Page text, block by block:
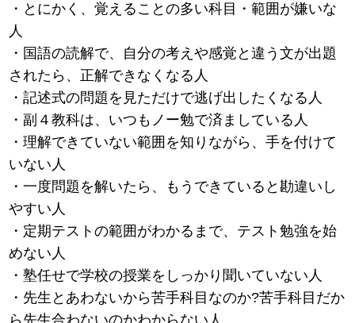
・とにかく、覚えることの多い科目・範囲が嫌いな
人
・国語の読解で、自分の考えや感覚と違う文が出題
されたら、正解できなくなる人
・記述式の問題を見ただけで逃げ出したくなる人
・副４教科は、いつもノー勉で済ましている人
・理解できていない範囲を知りながら、手を付けて
いない人
・一度問題を解いたら、もうできていると勘違いし
やすい人
・定期テストの範囲がわかるまで、テスト勉強を始
めない人
・塾任せで学校の授業をしっかり聞いていない人
・先生とあわないから苦手科目なのか?苦手科目だか